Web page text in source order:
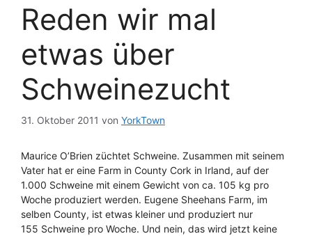
Reden wir mal
etwas über
Schweinezucht
31. Oktober 2011 von YorkTown
Maurice O’Brien züchtet Schweine. Zusammen mit seinem
Vater hat er eine Farm in County Cork in Irland, auf der
1.000 Schweine mit einem Gewicht von ca. 105 kg pro
Woche produziert werden. Eugene Sheehans Farm, im
selben County, ist etwas kleiner und produziert nur
155 Schweine pro Woche. Und nein, das wird jetzt keine